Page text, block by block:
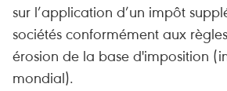
sur l’application d’un impôt
sociétés conformément aux
érosion de la base d'imposition
mondial).